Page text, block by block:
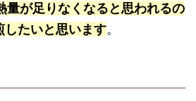
量が足りなくなると思われるの
したいと思います。